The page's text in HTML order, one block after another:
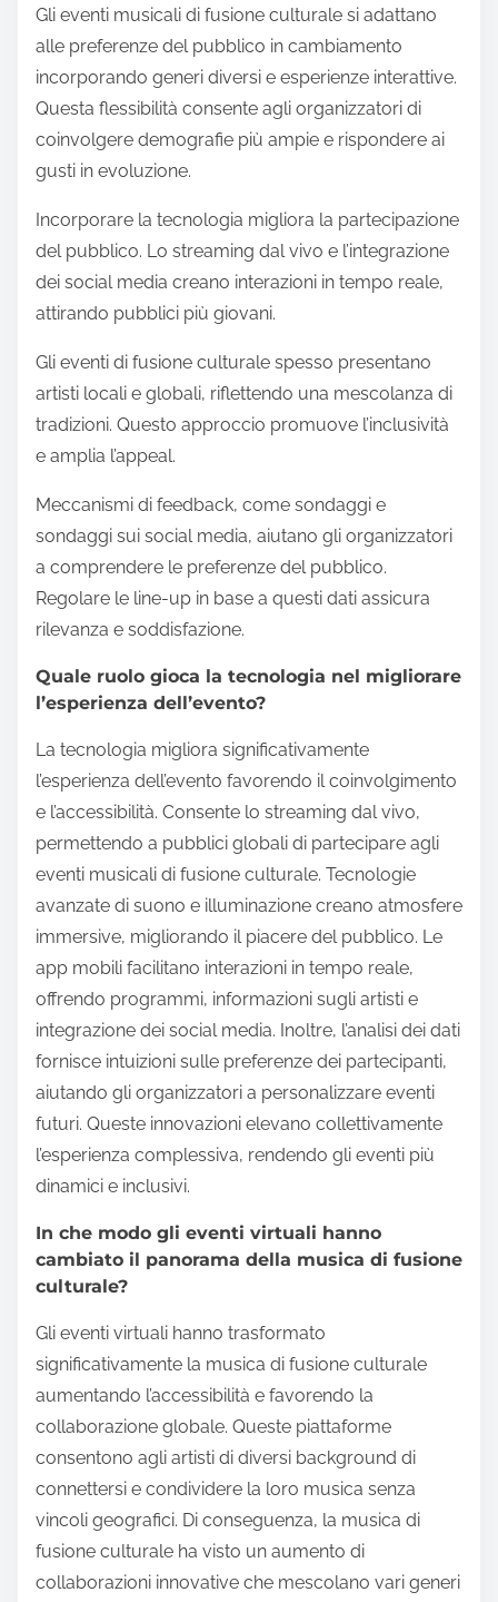
Gli eventi musicali di fusione culturale si adattano
alle preferenze del pubblico in cambiamento
incorporando generi diversi e esperienze interattive.
Questa flessibilità consente agli organizzatori di
coinvolgere demografie più ampie e rispondere ai
gusti in evoluzione.
Incorporare la tecnologia migliora la partecipazione
del pubblico. Lo streaming dal vivo e l’integrazione
dei social media creano interazioni in tempo reale,
attirando pubblici più giovani.
Gli eventi di fusione culturale spesso presentano
artisti locali e globali, riflettendo una mescolanza di
tradizioni. Questo approccio promuove l’inclusività
e amplia l’appeal.
Meccanismi di feedback, come sondaggi e
sondaggi sui social media, aiutano gli organizzatori
a comprendere le preferenze del pubblico.
Regolare le line-up in base a questi dati assicura
rilevanza e soddisfazione.
Quale ruolo gioca la tecnologia nel migliorare
l’esperienza dell’evento?
La tecnologia migliora significativamente
l’esperienza dell’evento favorendo il coinvolgimento
e l’accessibilità. Consente lo streaming dal vivo,
permettendo a pubblici globali di partecipare agli
eventi musicali di fusione culturale. Tecnologie
avanzate di suono e illuminazione creano atmosfere
immersive, migliorando il piacere del pubblico. Le
app mobili facilitano interazioni in tempo reale,
offrendo programmi, informazioni sugli artisti e
integrazione dei social media. Inoltre, l’analisi dei dati
fornisce intuizioni sulle preferenze dei partecipanti,
aiutando gli organizzatori a personalizzare eventi
futuri. Queste innovazioni elevano collettivamente
l’esperienza complessiva, rendendo gli eventi più
dinamici e inclusivi.
In che modo gli eventi virtuali hanno
cambiato il panorama della musica di fusione
culturale?
Gli eventi virtuali hanno trasformato
significativamente la musica di fusione culturale
aumentando l’accessibilità e favorendo la
collaborazione globale. Queste piattaforme
consentono agli artisti di diversi background di
connettersi e condividere la loro musica senza
vincoli geografici. Di conseguenza, la musica di
fusione culturale ha visto un aumento di
collaborazioni innovative che mescolano vari generi